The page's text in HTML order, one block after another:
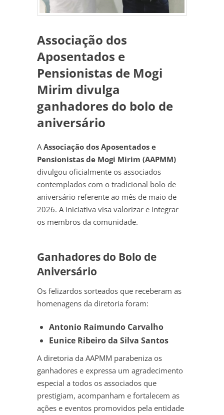
Associação dos
Aposentados e
Pensionistas de Mogi
Mirim divulga
ganhadores do bolo de
aniversário
AAssociação dos Aposentados e
Pensionistas de Mogi Mirim (AAPMM)
divulgou oficialmente os associados
contemplados com o tradicional bolo de
aniversário referente ao mês de maio de
2026. A iniciativa visa valorizar e integrar
os membros da comunidade.
Ganhadores do Bolo de
Aniversário
Os felizardos sorteados que receberam as
homenagens da diretoria foram:
Antonio Raimundo Carvalho
Eunice Ribeiro da Silva Santos
A diretoria da AAPMM parabeniza os
ganhadores e expressa um agradecimento
especial a todos os associados que
prestigiam, acompanham e fortalecem as
ações e eventos promovidos pela entidade